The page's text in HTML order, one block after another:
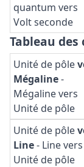
quantum vers
Volt seconde
Tableau
Unité de pôle
Mégaline-
Mégaline vers
Unité de pôle
Unité de pôle
Line- Line vers
Unité de pôle